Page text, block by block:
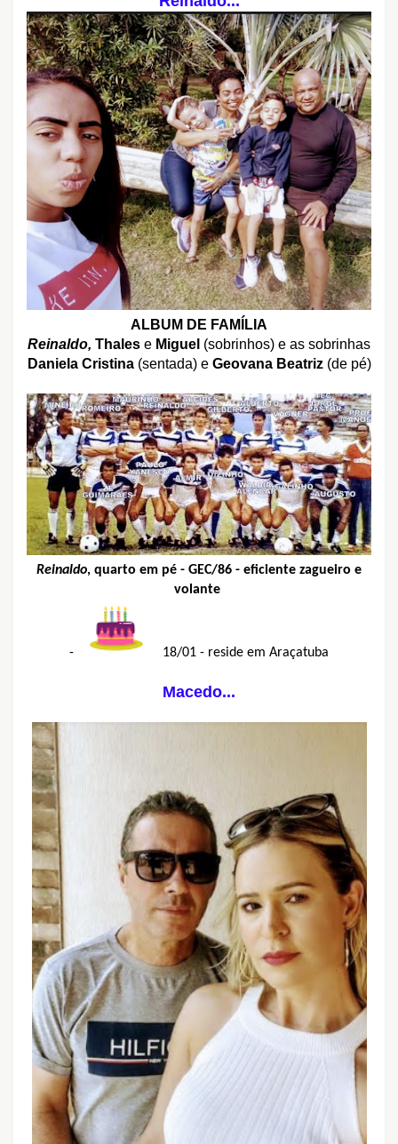
ALBUM DE FAMÍLIA
Reinaldo, Thales e Miguel (sobrinhos) e as sobrinhas
Daniela Cristina (sentada) eGeovana Beatriz (de pé)
Reinaldo, quarto em pé - GEC/86 - eficiente zagueiro e
volante
- 18/01 - reside em Araçatuba
Macedo...